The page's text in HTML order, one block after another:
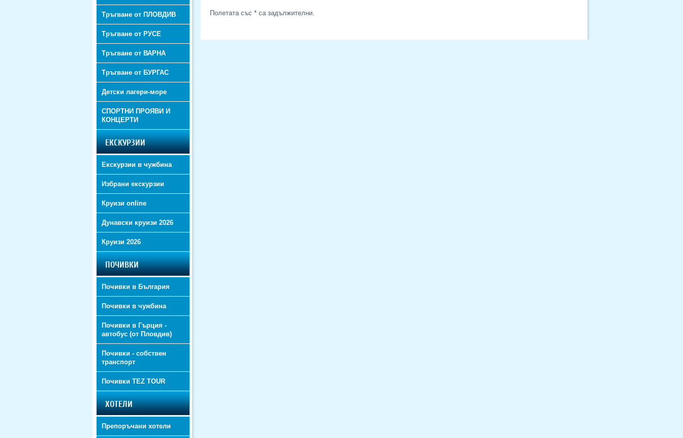
Тръгване от ПЛОВДИВ
Тръгване от РУСЕ
Тръгване от ВАРНА
Тръгване от БУРГАС
Детски лагери-море
СПОРТНИ ПРОЯВИ И
КОНЦЕРТИ
ЕКСКУРЗИИ
Екскурзии в чужбина
Избрани екскурзии
Круизи online
Дунавски круизи 2026
Круизи 2026
ПОЧИВКИ
Почивки в България
Почивки в чужбина
Почивки в Гърция -
автобус (от Пловдив)
Почивки - собствен
транспорт
Почивки TEZ TOUR
ХОТЕЛИ
Препоръчани хотели
Полетата със * са задължителни.